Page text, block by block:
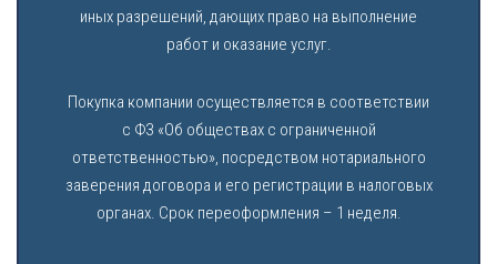
иных разрешений, дающих право на выполнение
работ и оказание услуг.
Покупка компании осуществляется в соответствии
с ФЗ «Об обществах с ограниченной
ответственностью», посредством нотариального
заверения договора и его регистрации в налоговых
органах. Срок переоформления – 1 неделя.